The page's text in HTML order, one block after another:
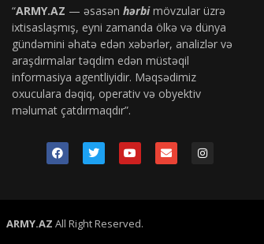
“ARMY.AZ — əsasən hərbimövzular üzrə
ixtisaslaşmış, eyni zamanda ölkə və dünya
gündəmini əhatə edən xəbərlər, analizlər və
araşdırmalar təqdim edən müstəqil
informasiya agentliyidir. Məqsədimiz
oxuculara dəqiq, operativ və obyektiv
məlumat çatdırmaqdır”.
ARMY.AZ All Right Reserved.